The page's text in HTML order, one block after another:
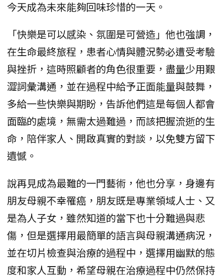
今天成為未來能夠回味珍惜的一天。
「快樂是可以感染、氛圍是可營造」他也強調，
在生命最終旅程，患者心情與體況勢必遭受考驗
與挫折，這時照顧者的角色很重要，盡量少用艱
澀詞彙溝通，並在過程中給予正面能量與鼓舞，
多給一些快樂與期盼，告訴他們這是每個人都會
面臨的處境，無需太過難過，而該把握流逝的生
命，陪伴家人、開啟真實的對談，以免雙方留下
遺憾。
說再見成為最難的一門藝術，他也分享，身邊有
朋友母親不幸罹癌，朋友既是專業領域人士、又
是為人子女，雖然知道的當下也十分難過與悲
傷，但是選擇用最簡單的語言與母親溝通病況，
並在切片檢查與治療的過程中，選擇用幽默的態
度和家人互動，希望母親在治療過程中仍然保持